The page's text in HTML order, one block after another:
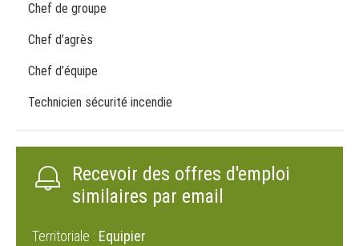
Chef de groupe
Chef d’agrès
Chef d’équipe
Technicien sécurité incendie
Recevoir des offres d'emploi
similaires par email
Territoriale : Equipier